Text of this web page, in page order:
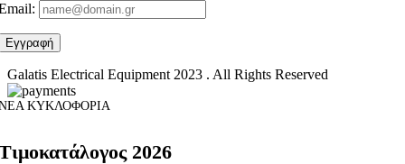
Galatis Electrical Equipment2023 . All Rights Reserved
ΚΥΚΛΟΦΟΡΙΑ
2026